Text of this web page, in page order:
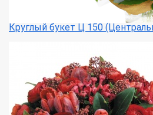
Круглый букет Ц 150